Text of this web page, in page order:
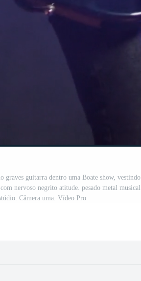
graves guitarra dentro uma Boate show, vestindo
nervoso negrito atitude. pesado metal musical
Câmera uma. Vídeo Pro